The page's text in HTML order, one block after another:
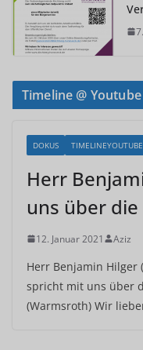
Timeline @ Youtube
DOKUS TIMELINEYOUTUBE
Herr
uns über
12. Januar 2021 Aziz
Herr Benjamin Hilger
spricht mit uns über
(Warmsroth) Wir